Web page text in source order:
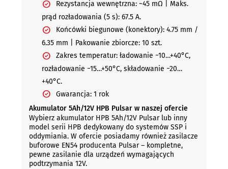
Rezystancja wewnętrzna: ~45 mΩ | Maks.
prąd rozładowania (5 s): 67.5 A.
Końcówki biegunowe (konektory): 4.75 mm /
6.35 mm | Pakowanie zbiorcze: 10 szt.
Zakres temperatur: ładowanie −10…+40°C,
rozładowanie −15…+50°C, składowanie −20…
+40°C.
Gwarancja: 1 rok
Akumulator 5Ah/12V HPB Pulsar w naszej ofercie
Wybierz akumulator HPB 5Ah/12V Pulsar lub inny
model serii HPB dedykowany do systemów SSP i
oddymiania. W ofercie posiadamy również zasilacze
buforowe EN54 producenta Pulsar – kompletne,
pewne zasilanie dla urządzeń wymagających
podtrzymania 12V.